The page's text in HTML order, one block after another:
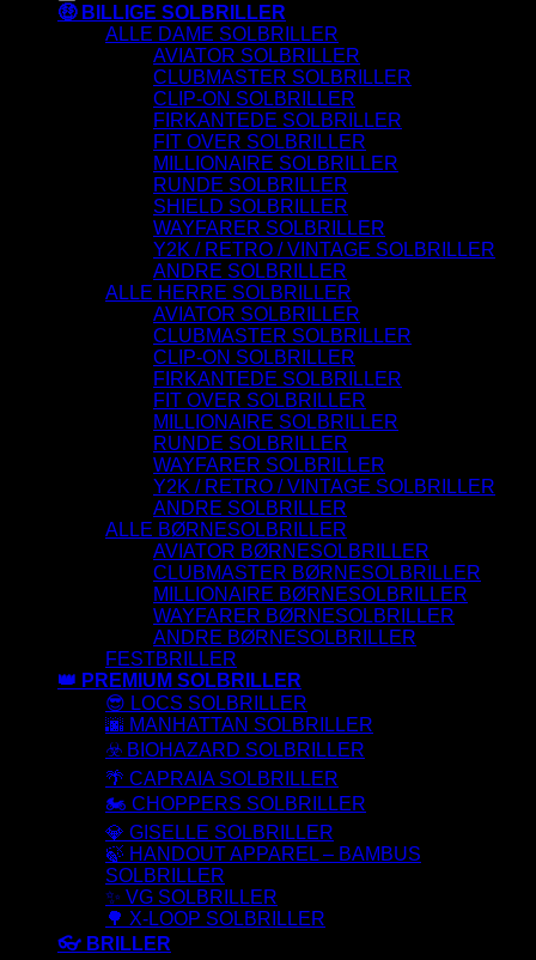
🤑 BILLIGE SOLBRILLER
ALLE DAME SOLBRILLER
AVIATOR SOLBRILLER
CLUBMASTER SOLBRILLER
CLIP-ON SOLBRILLER
FIRKANTEDE SOLBRILLER
FIT OVER SOLBRILLER
MILLIONAIRE SOLBRILLER
RUNDE SOLBRILLER
SHIELD SOLBRILLER
WAYFARER SOLBRILLER
Y2K / RETRO / VINTAGE SOLBRILLER
ANDRE SOLBRILLER
ALLE HERRE SOLBRILLER
AVIATOR SOLBRILLER
CLUBMASTER SOLBRILLER
CLIP-ON SOLBRILLER
FIRKANTEDE SOLBRILLER
FIT OVER SOLBRILLER
MILLIONAIRE SOLBRILLER
RUNDE SOLBRILLER
WAYFARER SOLBRILLER
Y2K / RETRO / VINTAGE SOLBRILLER
ANDRE SOLBRILLER
ALLE BØRNESOLBRILLER
AVIATOR BØRNESOLBRILLER
CLUBMASTER BØRNESOLBRILLER
MILLIONAIRE BØRNESOLBRILLER
WAYFARER BØRNESOLBRILLER
ANDRE BØRNESOLBRILLER
FESTBRILLER
👑 PREMIUM SOLBRILLER
😎 LOCS SOLBRILLER
🌆 MANHATTAN SOLBRILLER
☣️ BIOHAZARD SOLBRILLER
🌴 CAPRAIA SOLBRILLER
🏍️ CHOPPERS SOLBRILLER
💎 GISELLE SOLBRILLER
🍃 HANDOUT APPAREL – BAMBUS
SOLBRILLER
✨ VG SOLBRILLER
🌳 X-LOOP SOLBRILLER
👓 BRILLER